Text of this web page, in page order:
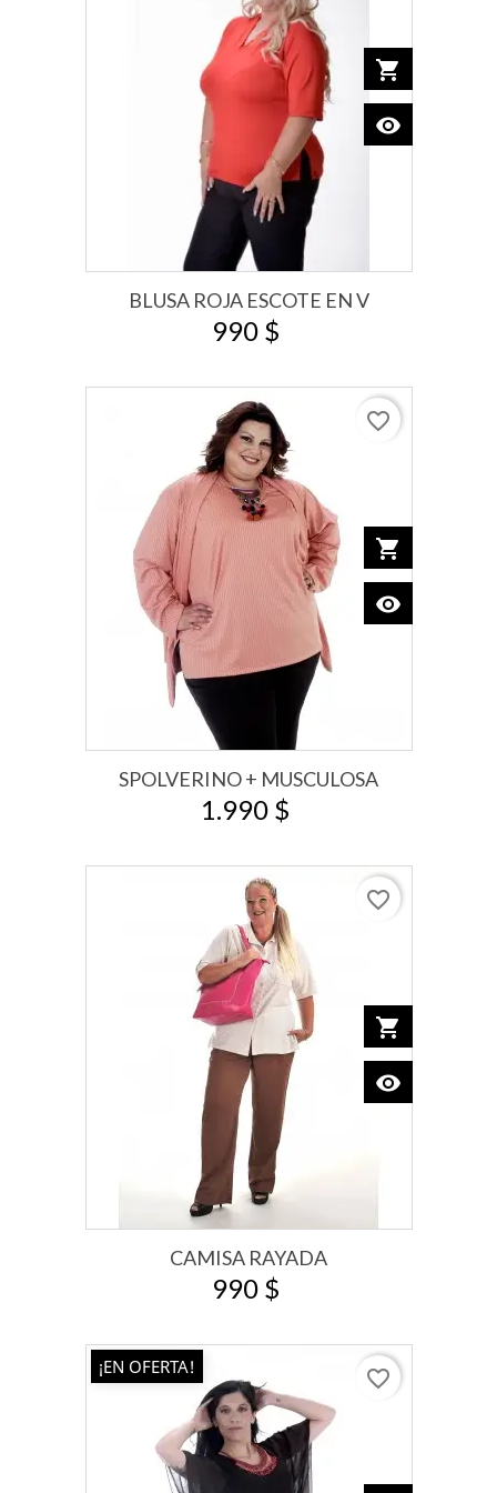
BLUSA ROJA ESCOTE EN V
990 $
shopping_cart
visibility
SPOLVERINO + MUSCULOSA
1.990 $
shopping_cart
visibility
favorite_border
CAMISA RAYADA
990 $
shopping_cart
visibility
favorite_border
¡EN OFERTA! favorite_border